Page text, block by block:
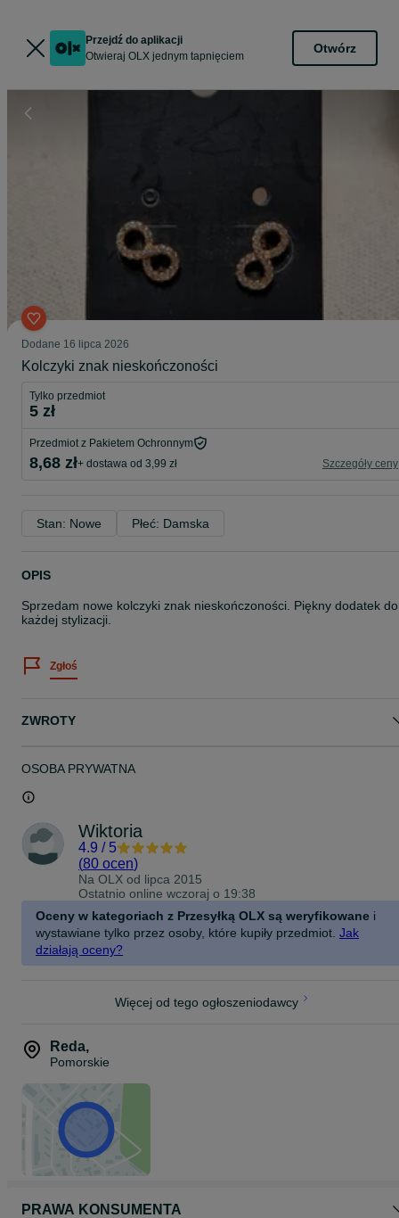
Przejdź do aplikacji
Otwieraj OLX jednym tapnięciem
Otwórz
Dodane 16 lipca 2026
Kolczyki znak nieskończoności
Tylko przedmiot
5 zł
Przedmiot z Pakietem Ochronnym
8,68 zł+ dostawa od 3,99 zł Szczegóły ceny
Stan: Nowe Płeć: Damska
OPIS
Sprzedam nowe kolczyki znak nieskończoności. Piękny dodatek do
każdej stylizacji.
Zgłoś
ZWROTY
OSOBA PRYWATNA
Wiktoria
4.9 / 5
(80 ocen)
Na OLX od lipca 2015
Ostatnio online wczoraj o 19:38
Oceny w kategoriach z Przesyłką OLX są weryfikowane i
wystawiane tylko przez osoby, które kupiły przedmiot. Jak
działają oceny?
Więcej od tego ogłoszeniodawcy
Reda,
Pomorskie
PRAWA KONSUMENTA